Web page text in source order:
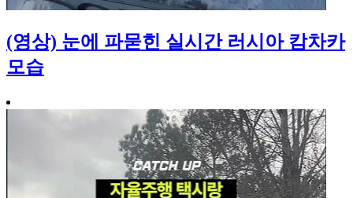
(영상) 눈에 파묻힌 실시간 러시아 캄차카
모습